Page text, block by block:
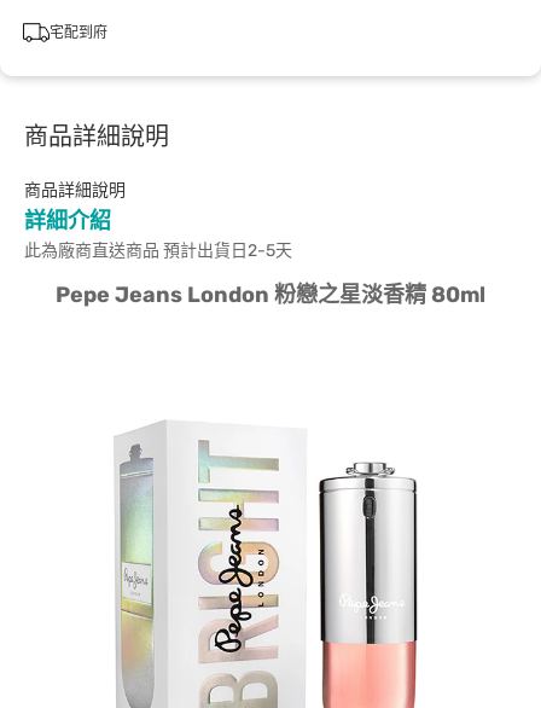
宅配到府
商品詳細說明
商品詳細說明
詳細介紹
此為廠商直送商品 預計出貨日2-5天
Pepe Jeans London 粉戀之星淡香精 80ml